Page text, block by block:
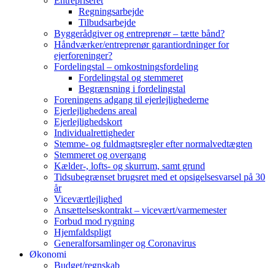
Regningsarbejde
Tilbudsarbejde
Byggerådgiver og entreprenør – tætte bånd?
Håndværker/entreprenør garantiordninger for
ejerforeninger?
Fordelingstal – omkostningsfordeling
Fordelingstal og stemmeret
Begrænsning i fordelingstal
Foreningens adgang til ejerlejlighederne
Ejerlejlighedens areal
Ejerlejlighedskort
Individualrettigheder
Stemme- og fuldmagtsregler efter normalvedtægten
Stemmeret og overgang
Kælder-, lofts- og skurrum, samt grund
Tidsubegrænset brugsret med et opsigelsesvarsel på 30
år
Viceværtlejlighed
Ansættelseskontrakt – vicevært/varmemester
Forbud mod rygning
Hjemfaldspligt
Generalforsamlinger og Coronavirus
Økonomi
Budget/regnskab